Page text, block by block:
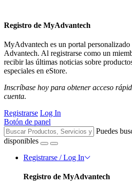
Registro de MyAdvantech
MyAdvantech es un portal personalizado
Advantech. Al registrarse como un
recibir las últimas noticias sobre
especiales en eStore.
Inscríbase hoy para obtener acceso
cuenta.
Registrarse Log In
Botón de panel
Puedes
disponibles
Registrarse / Log In
Registro de MyAdvantech